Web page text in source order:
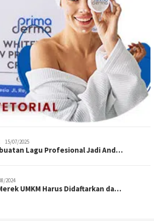
15/07/2025
Lagu Profesional Jadi And…
2024
UMKM Harus Didaftarkan da…